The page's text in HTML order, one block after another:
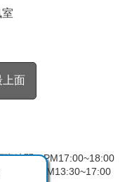
上面
時間：PM17:00~18:00
PM13:30~17:00